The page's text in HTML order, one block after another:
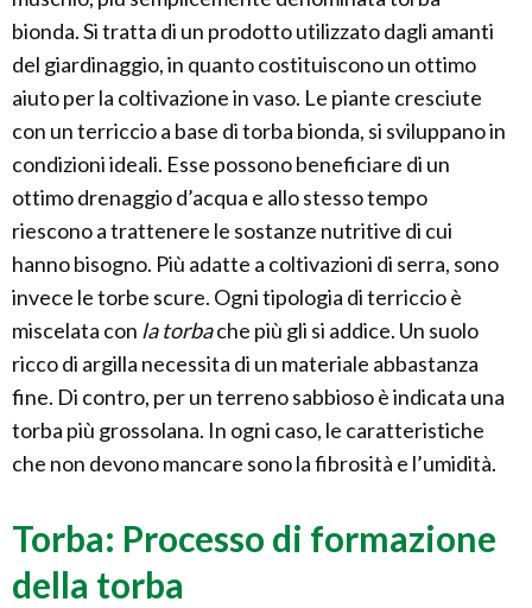
bionda. Si tratta di un prodotto utilizzato dagli amanti
del giardinaggio, in quanto costituiscono un ottimo
aiuto per la coltivazione in vaso. Le piante cresciute
con un terriccio a base di torba bionda, si sviluppano in
condizioni ideali. Esse possono beneficiare di un
ottimo drenaggio d’acqua e allo stesso tempo
riescono a trattenere le sostanze nutritive di cui
hanno bisogno. Più adatte a coltivazioni di serra, sono
invece le torbe scure. Ogni tipologia di terriccio è
miscelata con la torbache più gli si addice. Un suolo
ricco di argilla necessita di un materiale abbastanza
fine. Di contro, per un terreno sabbioso è indicata una
torba più grossolana. In ogni caso, le caratteristiche
che non devono mancare sono la fibrosità e l’umidità.
Torba: Processo di formazione
della torba